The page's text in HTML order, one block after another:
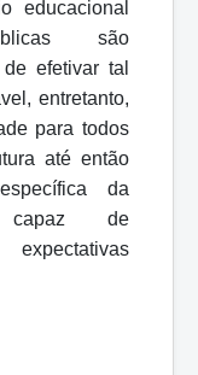
educacional
são
efetivar tal
entretanto,
para todos
até então
da
capaz de